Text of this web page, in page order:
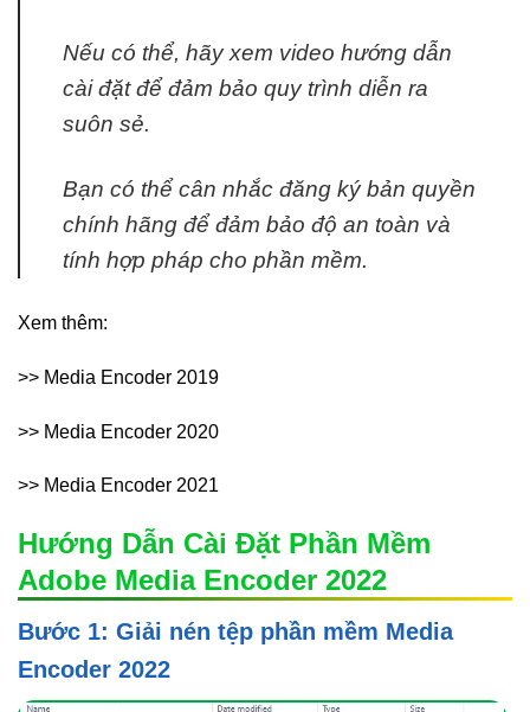
Nếu có thể, hãy xem video hướng dẫn
cài đặt để đảm bảo quy trình diễn ra
suôn sẻ.
Bạn có thể cân nhắc đăng ký bản quyền
chính hãng để đảm bảo độ an toàn và
tính hợp pháp cho phần mềm.
Xem thêm:
>> Media Encoder 2019
>> Media Encoder 2020
>> Media Encoder 2021
Hướng Dẫn Cài Đặt Phần Mềm
Adobe Media Encoder 2022
Bước 1: Giải nén tệp phần mềm Media
Encoder 2022